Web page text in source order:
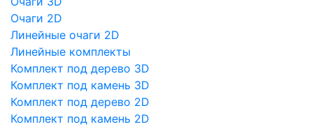
Очаги 2D
Линейные очаги 2D
Линейные комплекты
Комплект под дерево 3D
Комплект под камень 3D
Комплект под дерево 2D
Комплект под камень 2D